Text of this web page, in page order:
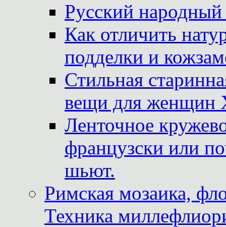
Русский
Как отличить
подделки и
Стильная
вещи для женщин
Ленточное
французски или
шьют.
Римская мозаика,
Техника